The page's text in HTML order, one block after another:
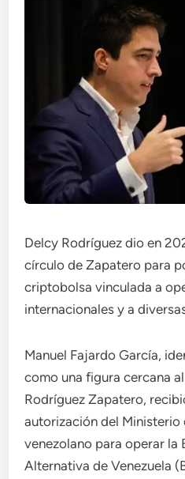
Delcy Rodríguez dio en
círculo de Zapatero para
criptobolsa vinculada a
internacionales y a
Manuel Fajardo García,
como una figura cercana
Rodríguez Zapatero,
autorización del Ministerio
venezolano para operar la
Alternativa de Venezuela